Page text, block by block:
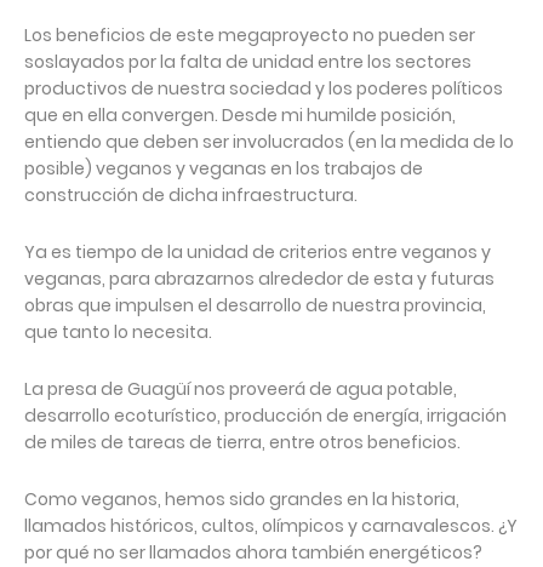
Los beneficios de este megaproyecto no pueden ser
soslayados por la falta de unidad entre los sectores
productivos de nuestra sociedad y los poderes políticos
que en ella convergen. Desde mi humilde posición,
entiendo que deben ser involucrados (en la medida de lo
posible) veganos y veganas en los trabajos de
construcción de dicha infraestructura.
Ya es tiempo de la unidad de criterios entre veganos y
veganas, para abrazarnos alrededor de esta y futuras
obras que impulsen el desarrollo de nuestra provincia,
que tanto lo necesita.
La presa de Guagüí nos proveerá de agua potable,
desarrollo ecoturístico, producción de energía, irrigación
de miles de tareas de tierra, entre otros beneficios.
Como veganos, hemos sido grandes en la historia,
llamados históricos, cultos, olímpicos y carnavalescos. ¿Y
por qué no ser llamados ahora también energéticos?